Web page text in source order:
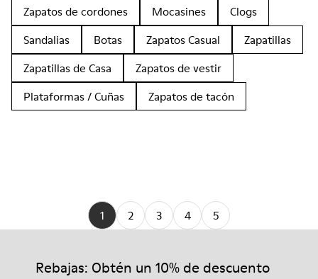
Zapatos de cordones
Mocasines
Clogs
Sandalias
Botas Zapatos Casual
Zapatillas
Zapatillas de Casa
Zapatos de vestir
Plataformas / Cuñas
Zapatos de tacón
1 2 3 4 5
Rebajas: Obtén un 10% de descuento